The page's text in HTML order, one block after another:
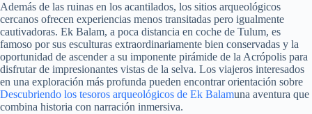
Además de las ruinas en los acantilados, los sitios arqueológicos
cercanos ofrecen experiencias menos transitadas pero igualmente
cautivadoras. Ek Balam, a poca distancia en coche de Tulum, es
famoso por sus esculturas extraordinariamente bien conservadas y la
oportunidad de ascender a su imponente pirámide de la Acrópolis para
disfrutar de impresionantes vistas de la selva. Los viajeros interesados ​​
en una exploración más profunda pueden encontrar orientación sobre
Descubriendo los tesoros arqueológicos de Ek Balamuna aventura que
combina historia con narración inmersiva.